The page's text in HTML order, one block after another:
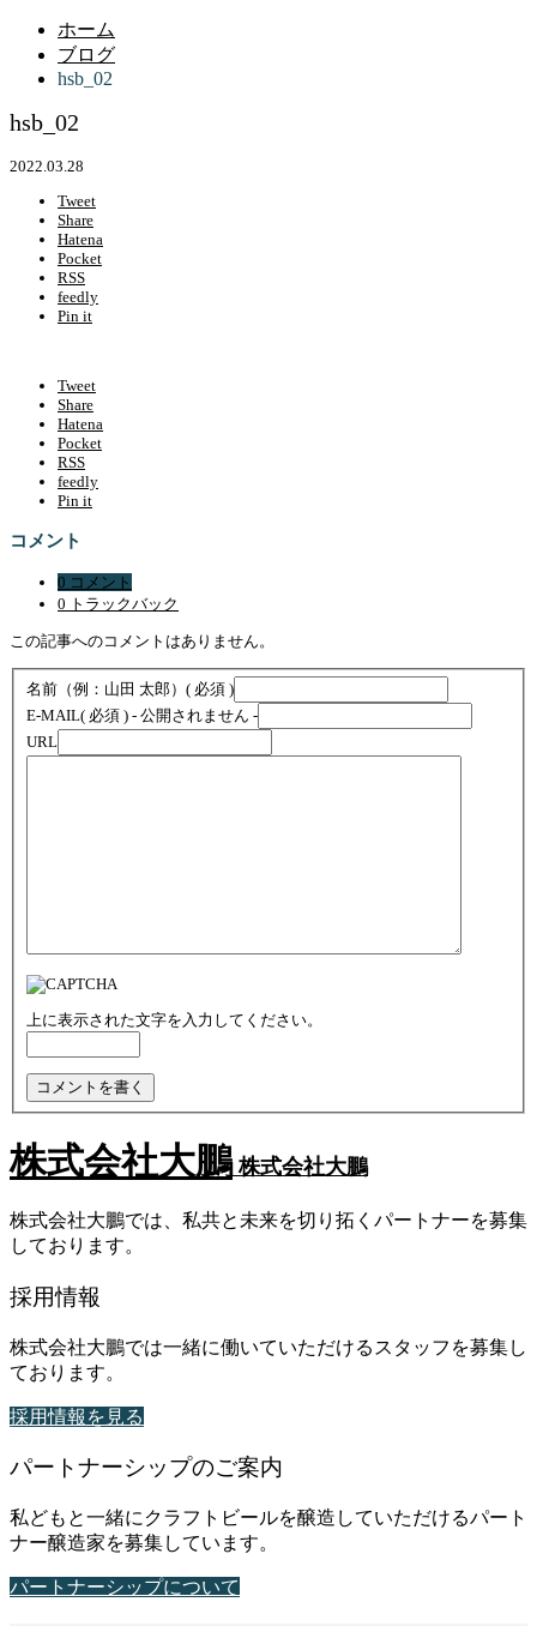
ホーム
ブログ
hsb_02
hsb_02
2022.03.28
Tweet
Share
Hatena
Pocket
RSS
feedly
Pin it
Tweet
Share
Hatena
Pocket
RSS
feedly
Pin it
コメント
0 コメント
0 トラックバック
この記事へのコメントはありません。
名前（例：山田 太郎） ( 必須 )
E-MAIL( 必須 ) - 公開されません -
URL
上に表示された文字を入力してください。
株式会社大鵬 株式会社大鵬
株式会社大鵬では、私共と未来を切り拓くパートナーを募集
しております。
採用情報
株式会社大鵬では一緒に働いていただけるスタッフを募集し
ております。
採用情報を見る
パートナーシップのご案内
私どもと一緒にクラフトビールを醸造していただけるパート
ナー醸造家を募集しています。
パートナーシップについて